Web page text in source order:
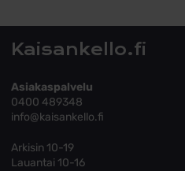
Kaisankello.fi
Asiakaspalvelu
0400 489348
info@kaisankello.fi
Arkisin 10-19
Lauantai 10-16